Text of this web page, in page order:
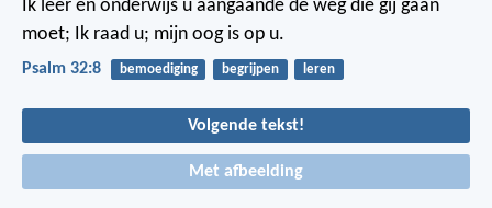
Ik leer en onderwijs u aangaande de weg die gij gaan
moet; Ik raad u; mijn oog is op u.
Psalm 32:8 bemoediging begrijpen leren
Volgende tekst!
Met afbeelding